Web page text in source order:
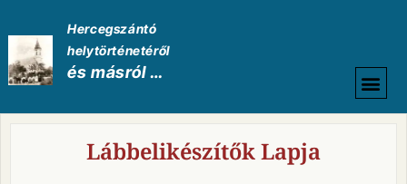
Hercegszántó
helytörténetéről
és másról …
Lábbelikészítők Lapja